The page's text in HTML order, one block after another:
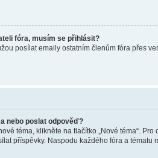
fóra, musím se přihlásit?
posílat emaily ostatním členům fóra přes
nebo poslat odpověď?
téma, klikněte na tlačítko „Nové téma“.
příspěvky. Naspodu každého fóra a tématu